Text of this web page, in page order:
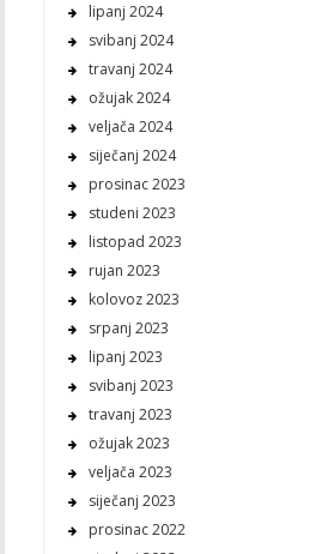
lipanj 2024
svibanj 2024
travanj 2024
ožujak 2024
veljača 2024
siječanj 2024
prosinac 2023
studeni 2023
listopad 2023
rujan 2023
kolovoz 2023
srpanj 2023
lipanj 2023
svibanj 2023
travanj 2023
ožujak 2023
veljača 2023
siječanj 2023
prosinac 2022